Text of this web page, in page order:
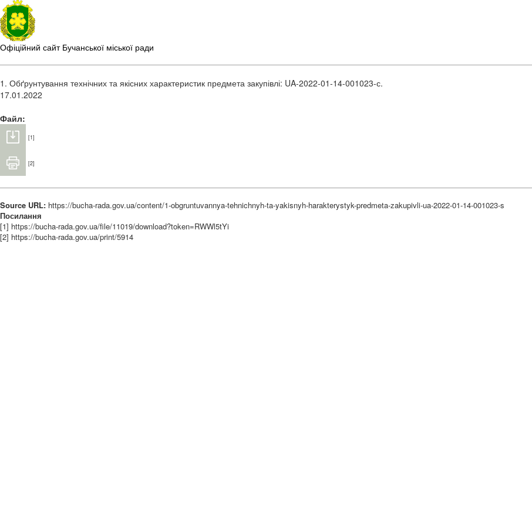
Офіційний сайт Бучанської міської ради
1. Обґрунтування технічних та якісних характеристик предмета закупівлі: UA-2022-01-14-001023-с.
17.01.2022
Файл:
[1]
[2]
Source URL: https://bucha-rada.gov.ua/content/1-obgruntuvannya-tehnichnyh-ta-yakisnyh-harakterystyk-predmeta-zakupivli-ua-2022-01-14-001023-s
Посилання
[1] https://bucha-rada.gov.ua/file/11019/download?token=RWWl5tYi
[2] https://bucha-rada.gov.ua/print/5914